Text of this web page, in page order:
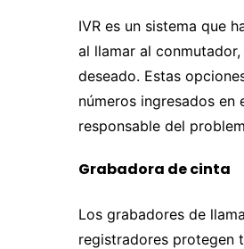
IVR es un sistema que
al llamar al
deseado. Estas
números ingresados
responsable del
Grabadora de cinta
Los grabadores de
registradores protegen